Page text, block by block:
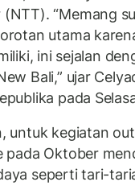
“Memang
utama
ini sejalan
Bali,” ujar
pada
untuk kegiatan
pada Oktober
seperti tari-